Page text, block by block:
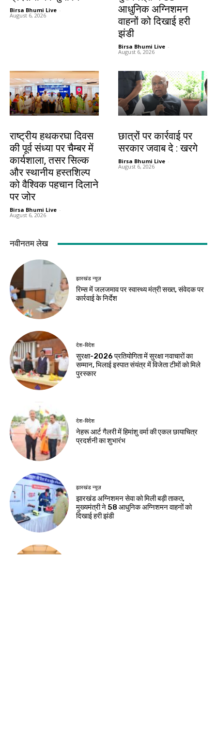
Birsa Bhumi Live -
August 6, 2026
आधुनिक अग्निशमन
वाहनों को दिखाई हरी
झंडी
Birsa Bhumi Live -
August 6, 2026
राष्ट्रीय हथकरघा दिवस
की पूर्व संध्या पर चैम्बर में
कार्यशाला, तसर सिल्क
और स्थानीय हस्तशिल्प
को वैश्विक पहचान दिलाने
पर जोर
Birsa Bhumi Live -
August 6, 2026
छात्रों पर कार्रवाई पर
सरकार जवाब दे : खरगे
Birsa Bhumi Live -
August 6, 2026
नवीनतम लेख
झारखंड न्यूज़
रिम्स में जलजमाव पर स्वास्थ्य मंत्री सख्त, संवेदक पर
कार्रवाई के निर्देश
देश-विदेश
सुरक्षा-2026 प्रतियोगिता में सुरक्षा नवाचारों का
सम्मान, भिलाई इस्पात संयंत्र में विजेता टीमों को मिले
पुरस्कार
देश-विदेश
नेहरू आर्ट गैलरी में हिमांशु वर्मा की एकल छायाचित्र
प्रदर्शनी का शुभारंभ
झारखंड न्यूज़
झारखंड अग्निशमन सेवा को मिली बड़ी ताकत,
मुख्यमंत्री ने 58 आधुनिक अग्निशमन वाहनों को
दिखाई हरी झंडी